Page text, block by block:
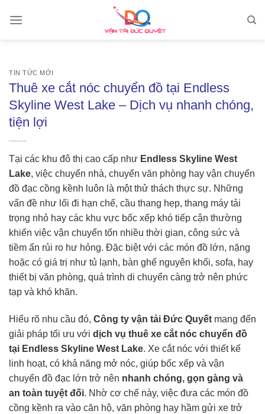
TIN TỨC MỚI
Thuê xe cắt nóc chuyển đồ tại Endless
Skyline West Lake – Dịch vụ nhanh chóng,
tiện lợi
Tại các khu đô thị cao cấp như Endless Skyline West
Lake, việc chuyển nhà, chuyển văn phòng hay vận chuyển
đồ đạc cồng kềnh luôn là một thử thách thực sự. Những
vấn đề như lối đi hạn chế, cầu thang hẹp, thang máy tải
trọng nhỏ hay các khu vực bốc xếp khó tiếp cận thường
khiến việc vận chuyển tốn nhiều thời gian, công sức và
tiềm ẩn rủi ro hư hỏng. Đặc biệt với các món đồ lớn, nặng
hoặc có giá trị như tủ lạnh, bàn ghế nguyên khối, sofa, hay
thiết bị văn phòng, quá trình di chuyển càng trở nên phức
tạp và khó khăn.
Hiểu rõ nhu cầu đó, Công ty vận tải Đức Quyết mang đến
giải pháp tối ưu với dịch vụ thuê xe cắt nóc chuyển đồ
tại Endless Skyline West Lake. Xe cắt nóc với thiết kế
linh hoạt, có khả năng mở nóc, giúp bốc xếp và vận
chuyển đồ đạc lớn trở nên nhanh chóng, gọn gàng và
an toàn tuyệt đối. Nhờ cơ chế này, việc đưa các món đồ
cồng kềnh ra vào căn hộ, văn phòng hay hầm gửi xe trở